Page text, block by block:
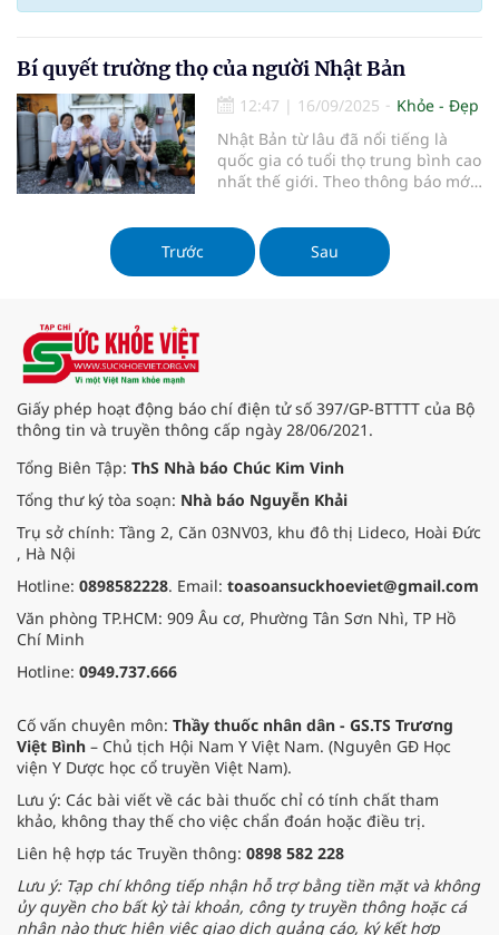
Bí quyết trường thọ của người Nhật Bản
12:47 | 16/09/2025
Khỏe - Đẹp
Nhật Bản từ lâu đã nổi tiếng là
quốc gia có tuổi thọ trung bình cao
nhất thế giới. Theo thông báo mới
9/2023, số người trên 100 tuổi ở
nước này đã đạt con số kỷ lục
99.763 người. Điều này phản ánh
Trước Sau
Giấy phép hoạt động báo chí điện tử số 397/GP-BTTTT của Bộ
thông tin và truyền thông cấp ngày 28/06/2021.
Tổng Biên Tập: ThS Nhà báo Chúc Kim Vinh
Tổng thư ký tòa soạn: Nhà báo Nguyễn Khải
Trụ sở chính: Tầng 2, Căn 03NV03, khu đô thị Lideco, Hoài Đức
, Hà Nội
Hotline: 0898582228. Email: toasoansuckhoeviet@gmail.com
Văn phòng TP.HCM: 909 Âu cơ, Phường Tân Sơn Nhì, TP Hồ
Chí Minh
Hotline: 0949.737.666
Cố vấn chuyên môn: Thầy thuốc nhân dân - GS.TS Trương
Việt Bình – Chủ tịch Hội Nam Y Việt Nam. (Nguyên GĐ Học
viện Y Dược học cổ truyền Việt Nam).
Lưu ý: Các bài viết về các bài thuốc chỉ có tính chất tham
khảo, không thay thế cho việc chẩn đoán hoặc điều trị.
Liên hệ hợp tác Truyền thông: 0898 582 228
Lưu ý: Tạp chí không tiếp nhận hỗ trợ bằng tiền mặt và không
ủy quyền cho bất kỳ tài khoản, công ty truyền thông hoặc cá
nhân nào thực hiện việc giao dịch quảng cáo, ký kết hợp